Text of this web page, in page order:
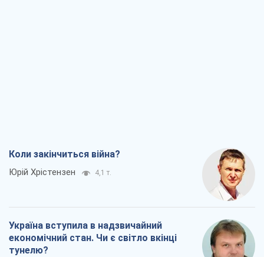
Коли закінчиться війна?
Юрій Хрістензен 4,1 т.
Україна вступила в надзвичайний
економічний стан. Чи є світло вкінці
тунелю?